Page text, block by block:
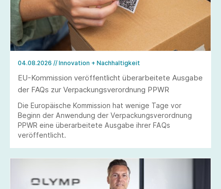
04.08.2026 // Innovation + Nachhaltigkeit
EU-Kommission veröffentlicht überarbeitete Ausgabe
der FAQs zur Verpackungsverordnung PPWR
Die Europäische Kommission hat wenige Tage vor
Beginn der Anwendung der Verpackungsverordnung
PPWR eine überarbeitete Ausgabe ihrer FAQs
veröffentlicht.